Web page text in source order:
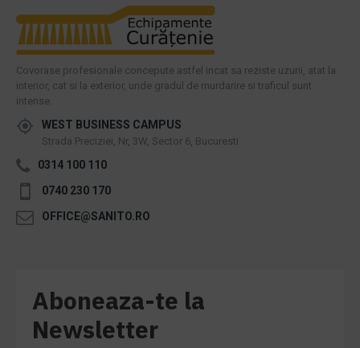
Covorase profesionale concepute astfel incat sa reziste uzurii, atat la
interior, cat si la exterior, unde gradul de murdarire si traficul sunt
intense.
WEST BUSINESS CAMPUS
Strada Preciziei, Nr, 3W, Sector 6, Bucuresti
0314 100 110
0740 230 170
OFFICE@SANITO.RO
Aboneaza-te la
Newsletter